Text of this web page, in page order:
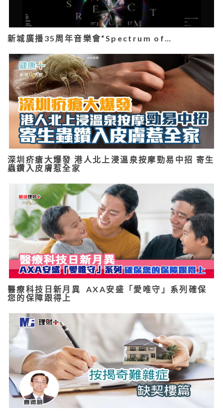
新城廣播35周年音樂會“Spectrum of…
深圳疥瘡大爆發 港人北上浸溫泉按摩勁易中招 寄生
蟲鑽入皮膚惹全家
醫療科技日新月異 AXA安盛「愛唯守」系列確保
您的保障跟得上